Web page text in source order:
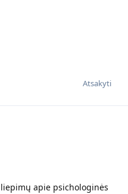
Atsakyti
apie psichologinės